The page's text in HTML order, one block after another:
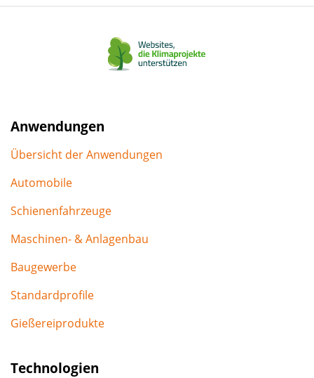
Anwendungen
Übersicht der Anwendungen
Automobile
Schienenfahrzeuge
Maschinen- & Anlagenbau
Baugewerbe
Standardprofile
Gießereiprodukte
Technologien